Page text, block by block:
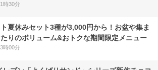
時30分
夏休みセット3種が3,000円から！お盆や集ま
たりのボリューム&おトクな期間限定メニュー
時00分